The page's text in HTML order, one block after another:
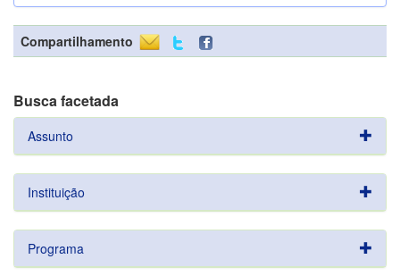
Compartilhamento
Busca facetada
Assunto
Instituição
Programa